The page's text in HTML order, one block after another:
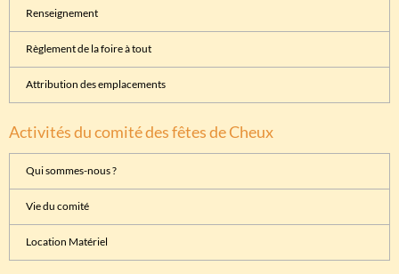
Renseignement
Règlement de la foire à tout
Attribution des emplacements
Activités du comité des fêtes de Cheux
Qui sommes-nous ?
Vie du comité
Location Matériel